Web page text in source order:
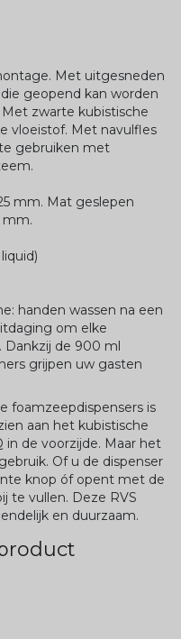
Met uitgesneden
geopend kan worden
zwarte kubistische
vloeistof. Met navulfles
gebruiken met
mm. Mat geslepen
mm.
handen wassen na een
om elke
Dankzij de 900 ml
grijpen uw gasten
foamzeepdispensers is
aan het kubistische
de voorzijde. Maar het
Of u de dispenser
knop óf opent met de
te vullen. Deze RVS
en duurzaam.